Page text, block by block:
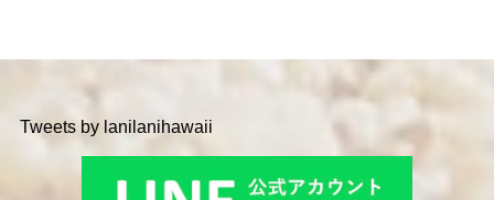
Tweets by lanilanihawaii